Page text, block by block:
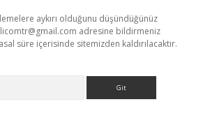
aykırı olduğunu düşündüğünüz
adresine bildirmeniz
süre içerisinde sitemizden kaldırılacaktır.